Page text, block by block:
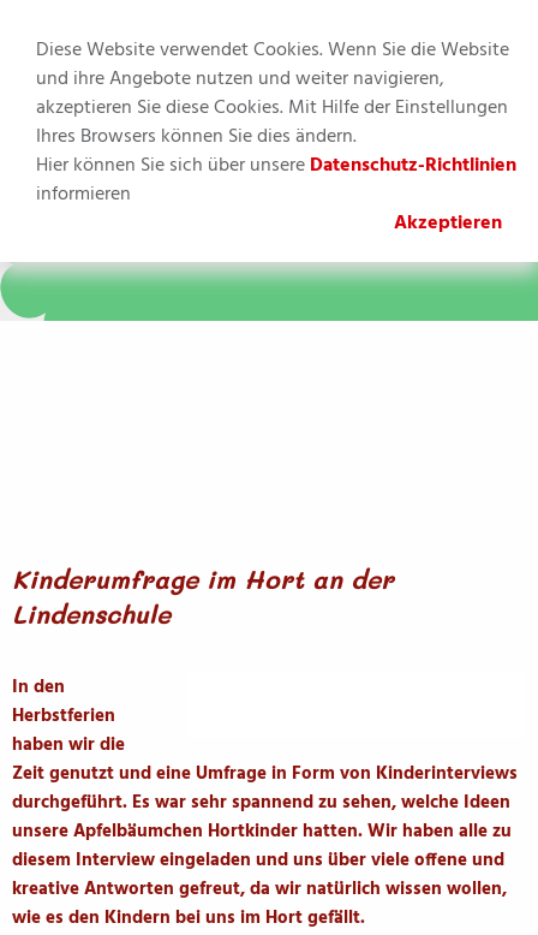
MENU
Diese Website verwendet Cookies. Wenn Sie die Website
und ihre Angebote nutzen und weiter navigieren,
akzeptieren Sie diese Cookies. Mit Hilfe der Einstellungen
Ihres Browsers können Sie dies ändern.
Hier können Sie sich über unsereDatenschutz-Richtlinien
informieren
Akzeptieren
Sie befinden sich hier:
Kinderumfrage im Hort an der
Lindenschule
In den
Herbstferien
haben wir die
Zeit genutzt und eine Umfrage in Form von Kinderinterviews
durchgeführt. Es war sehr spannend zu sehen, welche Ideen
unsere Apfelbäumchen Hortkinder hatten. Wir haben alle zu
diesem Interview eingeladen und uns über viele offene und
kreative Antworten gefreut, da wir natürlich wissen wollen,
wie es den Kindern bei uns im Hort gefällt.